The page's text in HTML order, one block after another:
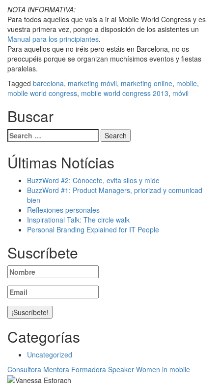
NOTA INFORMATIVA:
Para todos aquellos que vais a ir al Mobile World Congress y es
vuestra primera vez, pongo a disposición de los asistentes un
Manual para los principiantes.
Para aquellos que no iréis pero estáis en Barcelona, no os
preocupéis porque se organizan muchísimos eventos y fiestas
paralelas.
Tagged barcelona, marketing móvil, marketing online, mobile,
mobile world congress, mobile world congress 2013, móvil
Buscar
Search
for:
Últimas Notícias
BuzzWord #2: Cónocete, evita silos y mide
BuzzWord #1: Product Managers, priorizad y comunicad
bien
Reflexiones personales
Inspirational Talk: The circle walk
Personal Branding Explained for IT People
Suscríbete
Categorías
Uncategorized
Consultora Mentora Formadora Speaker Women in mobile